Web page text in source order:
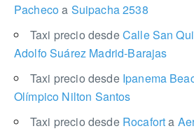
Pachecoa Suipacha 2538
Taxi precio desdeCalle San
Adolfo Suárez Madrid-Barajas
Taxi precio desde Ipanema
Olímpico Nilton Santos
Taxi precio desde Rocaforta